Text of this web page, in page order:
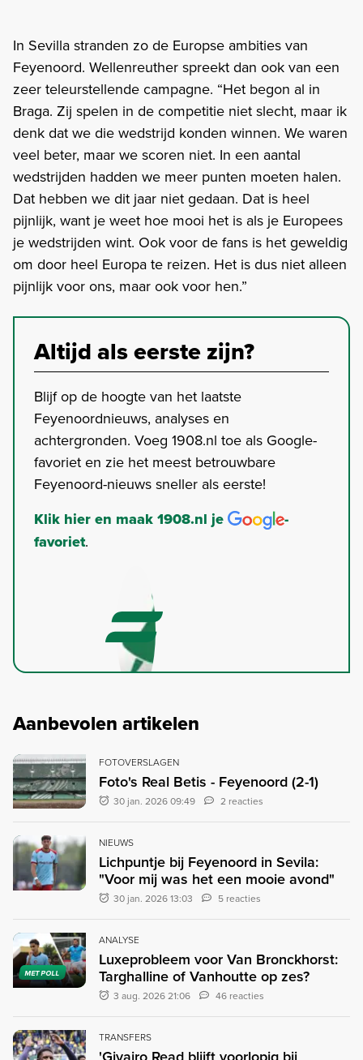
In Sevilla stranden zo de Europse ambities van
Feyenoord. Wellenreuther spreekt dan ook van een
zeer teleurstellende campagne. “Het begon al in
Braga. Zij spelen in de competitie niet slecht, maar ik
denk dat we die wedstrijd konden winnen. We waren
veel beter, maar we scoren niet. In een aantal
wedstrijden hadden we meer punten moeten halen.
Dat hebben we dit jaar niet gedaan. Dat is heel
pijnlijk, want je weet hoe mooi het is als je Europees
je wedstrijden wint. Ook voor de fans is het geweldig
om door heel Europa te reizen. Het is dus niet alleen
pijnlijk voor ons, maar ook voor hen.”
Altijd als eerste zijn?
Blijf op de hoogte van het laatste
Feyenoordnieuws, analyses en
achtergronden. Voeg 1908.nl toe als Google-
favoriet en zie het meest betrouwbare
Feyenoord-nieuws sneller als eerste!
Klik hier en maak 1908.nl je
-
favoriet.
Aanbevolen artikelen
FOTOVERSLAGEN
Foto's Real Betis - Feyenoord (2-1)
30 jan. 2026 09:49 2 reacties
NIEUWS
Lichpuntje bij Feyenoord in Sevila:
"Voor mij was het een mooie avond"
30 jan. 2026 13:03 5 reacties
MET POLL
ANALYSE
Luxeprobleem voor Van Bronckhorst:
Targhalline of Vanhoutte op zes?
3 aug. 2026 21:06 46 reacties
TRANSFERS